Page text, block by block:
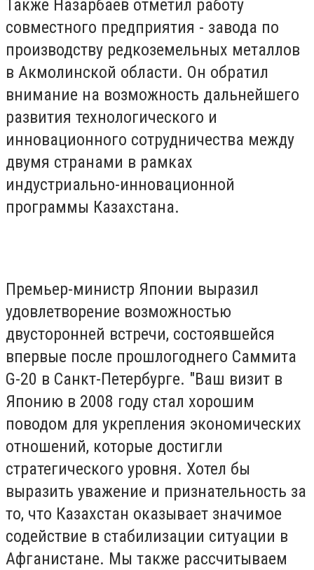
Также Назарбаев отметил работу
совместного предприятия - завода по
производству редкоземельных металлов
в Акмолинской области. Он обратил
внимание на возможность дальнейшего
развития технологического и
инновационного сотрудничества между
двумя странами в рамках
индустриально-инновационной
программы Казахстана.
Премьер-министр Японии выразил
удовлетворение возможностью
двусторонней встречи, состоявшейся
впервые после прошлогоднего Саммита
G-20 в Санкт-Петербурге. "Ваш визит в
Японию в 2008 году стал хорошим
поводом для укрепления экономических
отношений, которые достигли
стратегического уровня. Хотел бы
выразить уважение и признательность за
то, что Казахстан оказывает значимое
содействие в стабилизации ситуации в
Афганистане. Мы также рассчитываем